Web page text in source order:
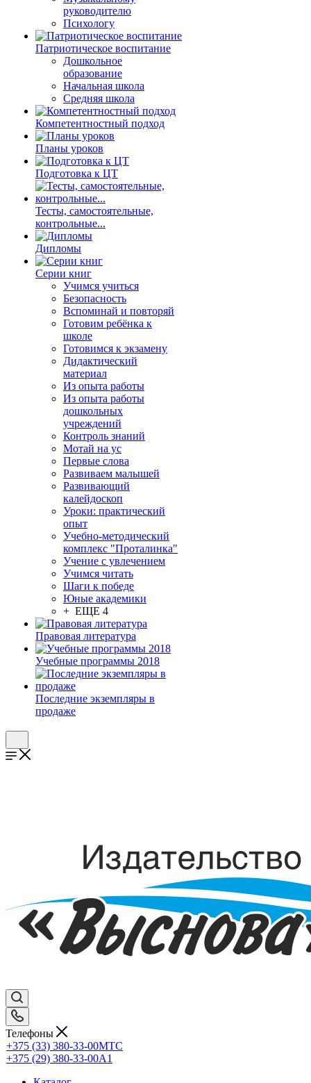
руководителю
Психологу
Патриотическое воспитание
Дошкольное
образование
Начальная школа
Средняя школа
Компетентностный подход
Планы уроков
Подготовка к ЦТ
Тесты, самостоятельные,
контрольные...
Дипломы
Серии книг
Учимся учиться
Безопасность
Вспоминай и повторяй
Готовим ребёнка к
школе
Готовимся к экзамену
Дидактический
материал
Из опыта работы
Из опыта работы
дошкольных
учреждений
Контроль знаний
Мотай на ус
Первые слова
Развиваем малышей
Развивающий
калейдоскоп
Уроки: практический
опыт
Учебно-методический
комплекс "Проталинка"
Учение с увлечением
Учимся читать
Шаги к победе
Юные академики
+ ЕЩЕ 4
Правовая литература
Учебные программы 2018
Последние экземпляры в
продаже
Телефоны
+375 (33) 380-33-00МТС
+375 (29) 380-33-00А1